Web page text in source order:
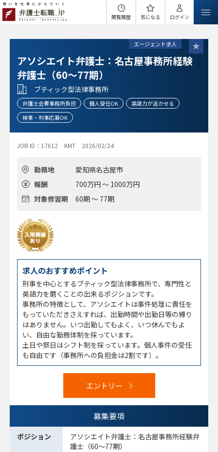
閲覧履歴 気になる ログイン
エージェント求人
アソシエイト弁護士：名古屋事務所経験
弁護士（60～77期）
ブティック型法律事務所
弁護士会費事務所負担 個人受任OK
英語力が活かせる
検事・判事応募OK
JOB ID：17612 KMT 2026/02/24
勤務地
愛知県名古屋市
報酬
700万円 ～ 1000万円
対象修習期
60期 ～ 77期
求人のおすすめポイント
刑事を中心とするブティック型法律事務所で、専門性と
英語力を磨くことの出来るポジションです。
事務所の特徴として、アソシエイトは事件処理に責任を
もっていただきさえすれば、出勤時間や出勤日等の縛り
はありません。いつ出勤してもよく、いつ休んでもよ
い、自由な勤務体制を採っています。
土日や祭日はシフト制を採っています。個人事件の受任
も自由です（事務所への負担金は2割です）。
エントリー
募集要項
ポジション
アソシエイト弁護士：名古屋事務所経験弁
護士（60～77期）